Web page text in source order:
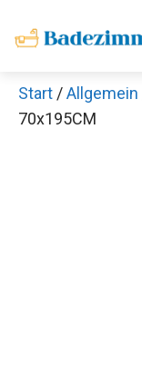
Inhalt
Start /Allgemein
70x195CM